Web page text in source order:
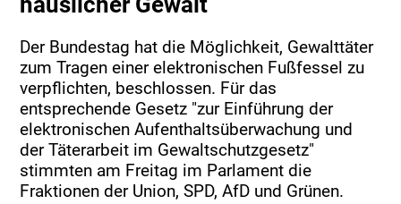
Der Bundestag hat die Möglichkeit, Gewalttäter
zum Tragen einer elektronischen Fußfessel zu
verpflichten, beschlossen. Für das
entsprechende Gesetz "zur Einführung der
elektronischen Aufenthaltsüberwachung und
der Täterarbeit im Gewaltschutzgesetz"
stimmten am Freitag im Parlament die
Fraktionen der Union, SPD, AfD und Grünen.